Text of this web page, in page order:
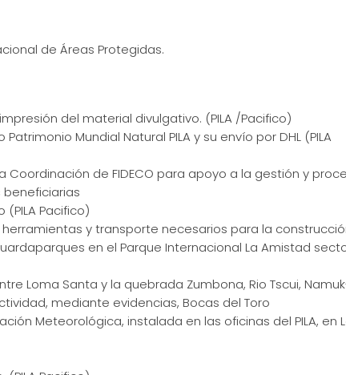
de Áreas Protegidas.
del material divulgativo. (PILA /Pacifico)
Mundial Natural PILA y su envío por DHL (PILA
de FIDECO para apoyo a la gestión y
Pacifico)
y transporte necesarios para la
en el Parque Internacional La Amistad
Loma Santa y la quebrada Zumbona, Rio Tscui,
mediante evidencias, Bocas del Toro
Meteorológica, instalada en las oficinas del PILA, en